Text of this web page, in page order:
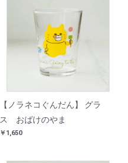
【ノラネコぐんだん】 グラ
ス おばけのやま
￥1,650